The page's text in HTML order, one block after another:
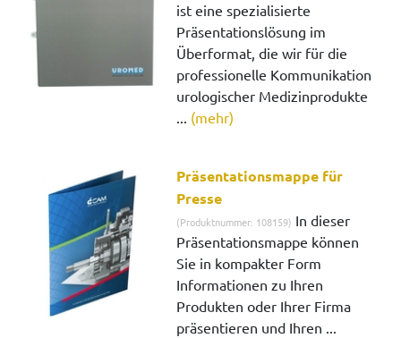
ist eine spezialisierte
Präsentationslösung im
Überformat, die wir für die
professionelle Kommunikation
urologischer Medizinprodukte
... (mehr)
Präsentationsmappe für
Presse
(Produktnummer: 108159) In dieser
Präsentationsmappe können
Sie in kompakter Form
Informationen zu Ihren
Produkten oder Ihrer Firma
präsentieren und Ihren ...